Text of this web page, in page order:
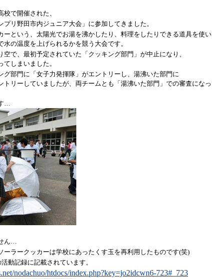
校で開催された、
プリ野田市内ジュニア大会」に参加してきました。
ーという、太陽光でお湯を沸かしたり、料理をしたりできる道具を使
の温度を上げられるかを競う大会です。
で、最初予定されていた「クッキング部門」が中止になり、
てしまいました。
部門に「女子力発揮隊」がエントリーし、 湯沸いた部門に
トリーしていましたが、両チームとも「湯沸いた部門」での審査にな
…
ん…
ーラークッカーは学校にあったくす玉を再利用したものです(笑)
活動記録に記載されています。
nodachuo/htdocs/index.php?key=jo2idcwn6-723#_723